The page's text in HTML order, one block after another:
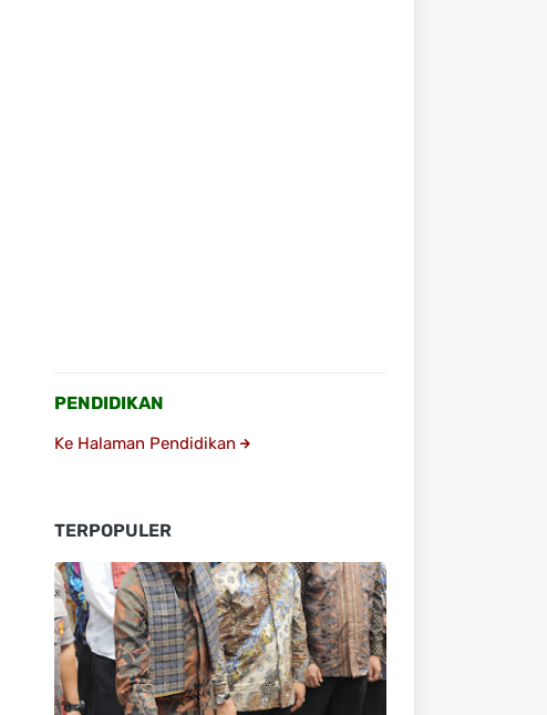
PENDIDIKAN
Ke Halaman Pendidikan
TERPOPULER